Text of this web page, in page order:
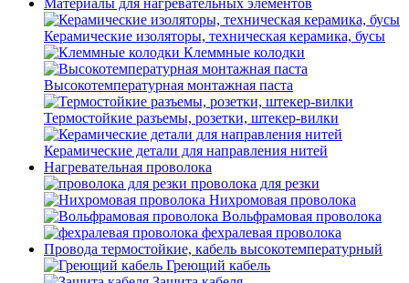
Материалы для нагревательных элементов
Керамические изоляторы, техническая керамика, бусы
Клеммные колодки
Высокотемпературная монтажная паста
Термостойкие разъемы, розетки, штекер-вилки
Керамические детали для направления нитей
Нагревательная проволока
проволока для резки
Нихромовая проволока
Вольфрамовая проволока
фехралевая проволока
Провода термостойкие, кабель высокотемпературный
Греющий кабель